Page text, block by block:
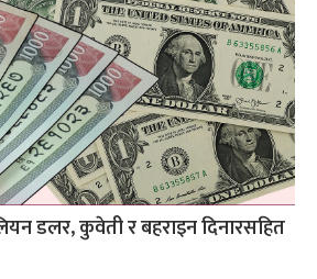
डलर, कुवेती र बहराइन दिनारसहित